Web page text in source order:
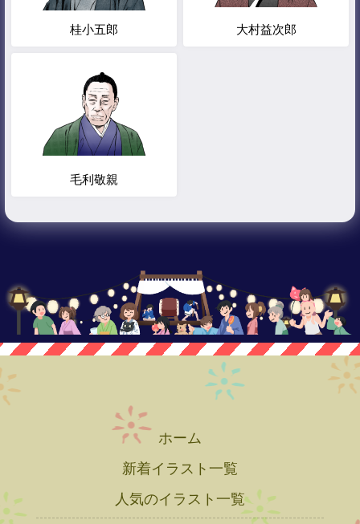
桂小五郎 大村益次郎
毛利敬親
ホーム
新着イラスト一覧
人気のイラスト一覧